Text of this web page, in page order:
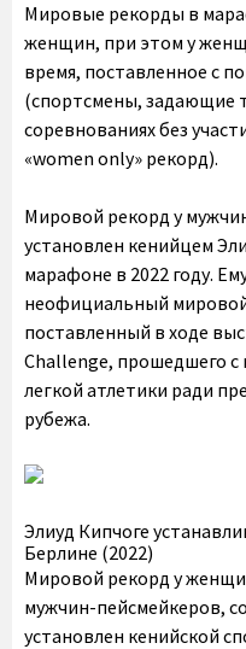
Мировые рекорды в
женщин, при этом у
время, поставленное с
(спортсмены, задающие
соревнованиях без
«women only» рекорд).
Мировой рекорд у
установлен кенийцем
марафоне в 2022 году.
неофициальный
поставленный в ходе
Challenge, прошедшего
легкой атлетики ради
рубежа.
Элиуд Кипчоге
Берлине (2022)
Мировой рекорд у
мужчин-пейсмейкеров,
установлен кенийской